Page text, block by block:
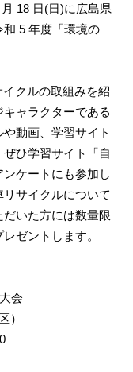
18 日(日)に広島県
5 年度「環境の
クルの取組みを紹
ャラクターである
動画、学習サイト
ひ学習サイト「自
ケートにも参加し
サイクルについて
いた方には数量限
ゼントします。
会
）